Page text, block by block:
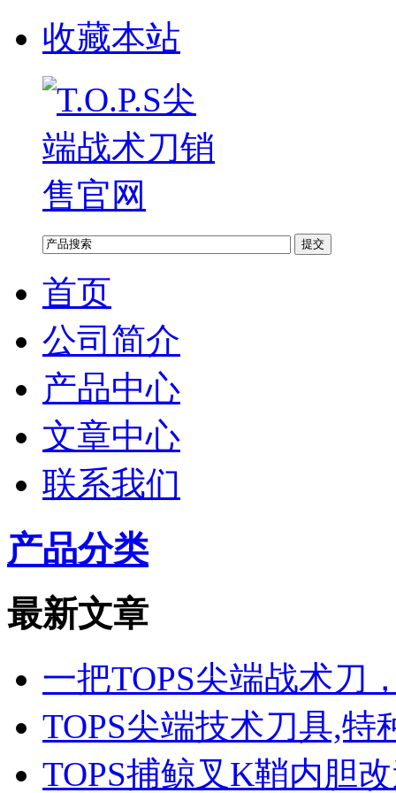
收藏本站
首页
公司简介
产品中心
文章中心
联系我们
产品分类
最新文章
一把TOPS尖端战术刀
TOPS尖端技术刀具,特
TOPS捕鲸叉K鞘内胆